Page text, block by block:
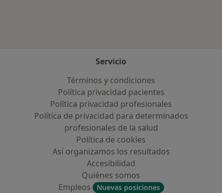
Servicio
Términos y condiciones
Política privacidad pacientes
Política privacidad profesionales
Política de privacidad para determinados
profesionales de la salud
Política de cookies
Así organizamos los resultados
Accesibilidad
Quiénes somos
Empleos
Nuevas posiciones